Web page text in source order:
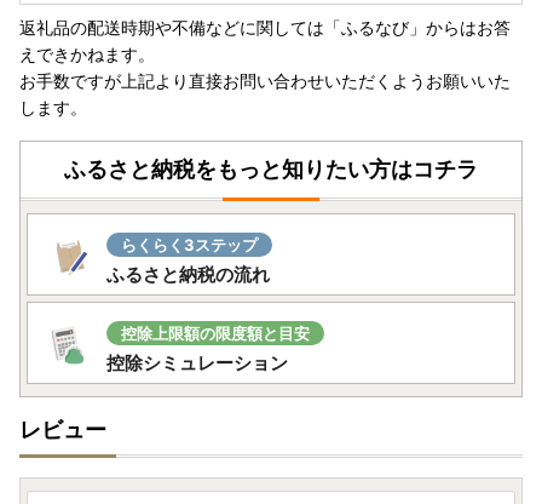
返礼品の配送時期や不備などに関しては「ふるなび」からはお答
えできかねます。
お手数ですが上記より直接お問い合わせいただくようお願いいた
します。
ふるさと納税をもっと知りたい方はコチラ
らくらく3ステップ
ふるさと納税の流れ
控除上限額の限度額と目安
控除シミュレーション
レビュー